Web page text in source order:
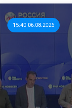
15:40 06.08.2026